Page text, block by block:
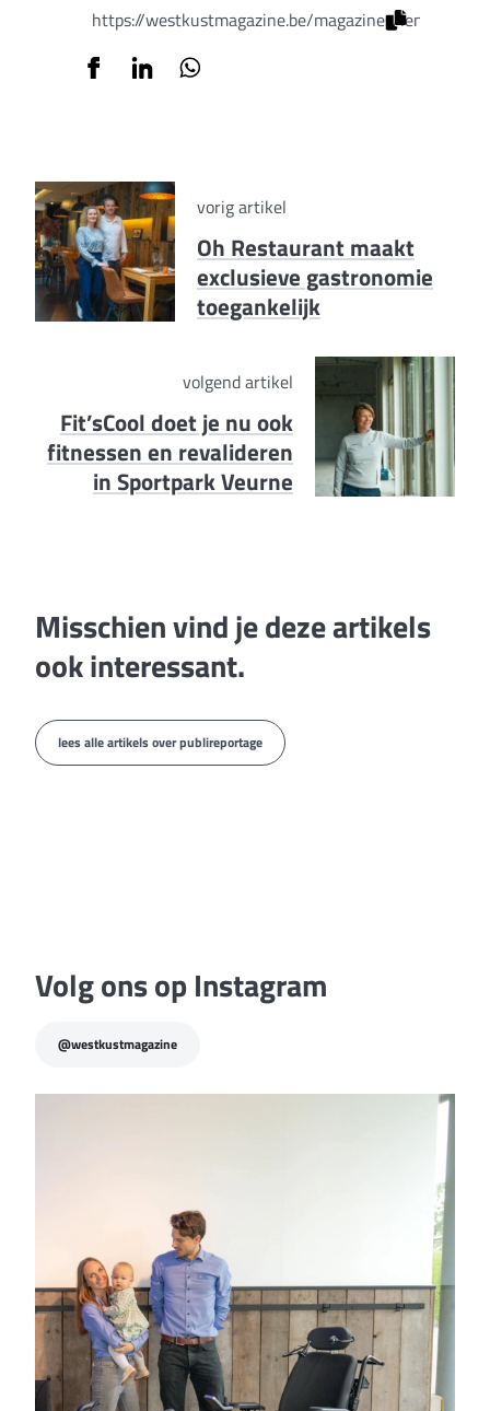
https://westkustmagazine.be/magazines/lente-
vorig artikel
Oh Restaurant maakt
exclusieve gastronomie
toegankelijk
volgend artikel
Fit’sCool doet je nu ook
fitnessen en revalideren
in Sportpark Veurne
Misschien vind je deze artikels
ook interessant.
lees alle artikels over publireportage
Volg ons op Instagram
@westkustmagazine